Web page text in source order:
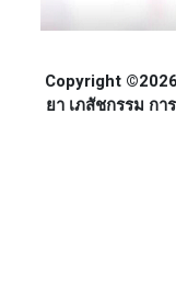
Copyright
ยา เภสัชกรรม ก